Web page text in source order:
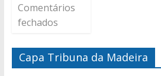
Comentários
fechados
Capa Tribuna da Madeira